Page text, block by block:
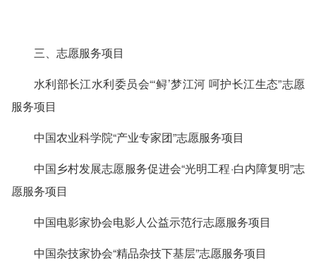
三、志愿服务项目
水利部长江水利委员会“‘鲟’梦江河 呵护长江生态”志愿
服务项目
中国农业科学院“产业专家团”志愿服务项目
中国乡村发展志愿服务促进会“光明工程·白内障复明”志
愿服务项目
中国电影家协会电影人公益示范行志愿服务项目
中国杂技家协会“精品杂技下基层”志愿服务项目